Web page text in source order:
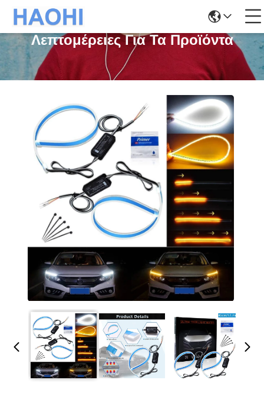
Λεπτομέρειες Για Τα Προϊόντα